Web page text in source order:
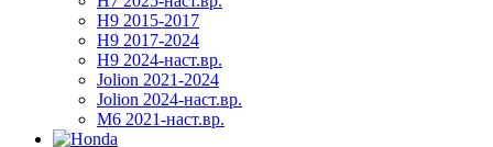
H9 2015-2017
H9 2017-2024
H9 2024-наст.вр.
Jolion 2021-2024
Jolion 2024-наст.вр.
М6 2021-наст.вр.